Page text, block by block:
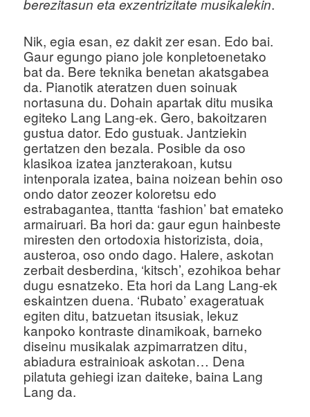
u
berezitasun eta exzentrizitate musikalekin
Nik, egia esan, ez dakit zer esan. Edo bai.
Gaur egungo piano jole konpletoenetako
bat da. Bere teknika benetan akatsgabea
da. Pianotik ateratzen duen soinuak
nortasuna du. Dohain apartak ditu musika
egiteko Lang Lang-ek. Gero, bakoitzaren
gustua dator. Edo gustuak. Jantziekin
gertatzen den bezala. Posible da oso
klasikoa izatea janzterakoan, kutsu
intenporala izatea, baina noizean behin oso
ondo dator zeozer koloretsu edo
estrabagantea, ttantta ‘fashion’ bat emateko
armairuari. Ba hori da: gaur egun hainbeste
miresten den ortodoxia historizista, doia,
austeroa, oso ondo dago. Halere, askotan
zerbait desberdina, ‘kitsch’, ezohikoa behar
dugu esnatzeko. Eta hori da Lang Lang-ek
eskaintzen duena. ‘Rubato’ exageratuak
egiten ditu, batzuetan itsusiak, lekuz
kanpoko kontraste dinamikoak, barneko
diseinu musikalak azpimarratzen ditu,
abiadura estrainioak askotan… Dena
pilatuta gehiegi izan daiteke, baina Lang
Lang da.